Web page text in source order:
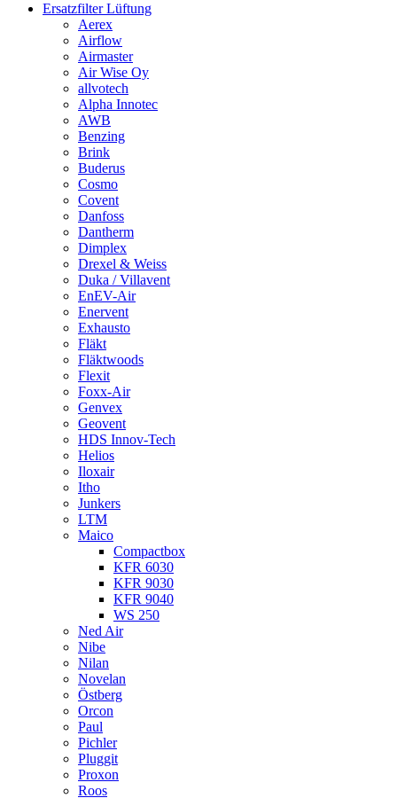
Ersatzfilter Lüftung
Aerex
Airflow
Airmaster
Air Wise Oy
allvotech
Alpha Innotec
AWB
Benzing
Brink
Buderus
Cosmo
Covent
Danfoss
Dantherm
Dimplex
Drexel & Weiss
Duka / Villavent
EnEV-Air
Enervent
Exhausto
Fläkt
Fläktwoods
Flexit
Foxx-Air
Genvex
Geovent
HDS Innov-Tech
Helios
Iloxair
Itho
Junkers
LTM
Maico
Compactbox
KFR 6030
KFR 9030
KFR 9040
WS 250
Ned Air
Nibe
Nilan
Novelan
Östberg
Orcon
Paul
Pichler
Pluggit
Proxon
Roos